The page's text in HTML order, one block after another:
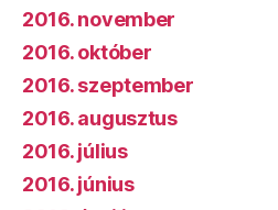
2016. november
2016. október
2016. szeptember
2016. augusztus
2016. július
2016. június